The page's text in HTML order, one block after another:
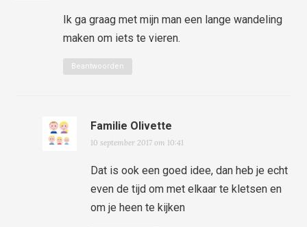
Ik ga graag met mijn man een lange wandeling
maken om iets te vieren.
Beantwoorden
Familie Olivette
10 september 2017 om 10:41
Dat is ook een goed idee, dan heb je echt
even de tijd om met elkaar te kletsen en
om je heen te kijken